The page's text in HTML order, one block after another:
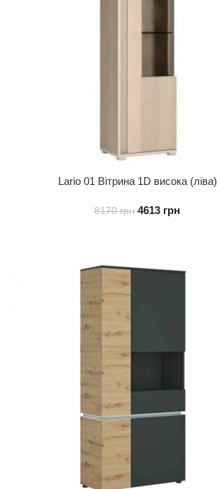
Lario 01 Вітрина 1D висока (ліва)
8170грн 4613 грн